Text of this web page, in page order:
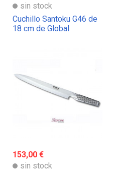
sin stock
Cuchillo Santoku G46 de
18 cm de Global
153,00 €
sin stock